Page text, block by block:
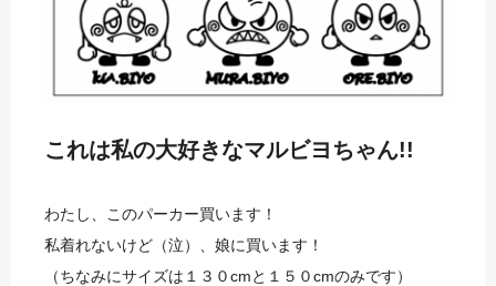
これは私の大好きなマルビヨちゃん!!
わたし、このパーカー買います！
私着れないけど（泣）、娘に買います！
（ちなみにサイズは１３０cmと１５０cmのみです）